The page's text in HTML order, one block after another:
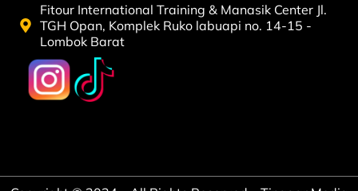
Fitour International Training & Manasik Center Jl.
TGH Opan, Komplek Ruko labuapi no. 14-15 -
Lombok Barat